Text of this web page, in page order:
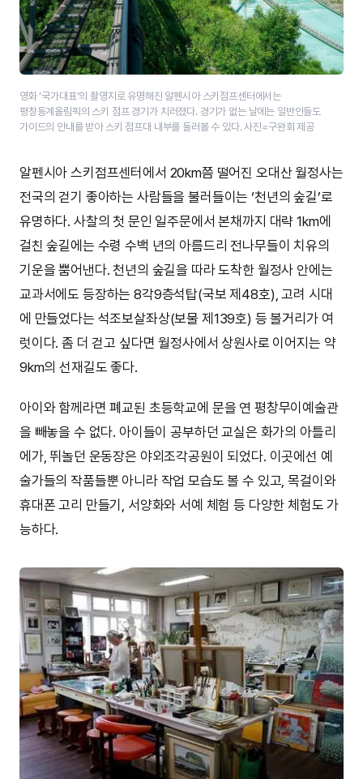
영화 ‘국가대표’의 촬영지로 유명해진 알펜시아 스키점프센터에서는
평창동계올림픽의 스키 점프 경기가 치러졌다. 경기가 없는 날에는 일반인들도
가이드의 안내를 받아 스키 점프대 내부를 둘러볼 수 있다. 사진=구완회 제공
알펜시아 스키점프센터에서 20km쯤 떨어진 오대산 월정사는
전국의 걷기 좋아하는 사람들을 불러들이는 ‘천년의 숲길’로
유명하다. 사찰의 첫 문인 일주문에서 본채까지 대략 1km에
걸친 숲길에는 수령 수백 년의 아름드리 전나무들이 치유의
기운을 뿜어낸다. 천년의 숲길을 따라 도착한 월정사 안에는
교과서에도 등장하는 8각9층석탑(국보 제48호), 고려 시대
에 만들었다는 석조보살좌상(보물 제139호) 등 볼거리가 여
럿이다. 좀 더 걷고 싶다면 월정사에서 상원사로 이어지는 약
9km의 선재길도 좋다.
아이와 함께라면 폐교된 초등학교에 문을 연 평창무이예술관
을 빼놓을 수 없다. 아이들이 공부하던 교실은 화가의 아틀리
에가, 뛰놀던 운동장은 야외조각공원이 되었다. 이곳에선 예
술가들의 작품들뿐 아니라 작업 모습도 볼 수 있고, 목걸이와
휴대폰 고리 만들기, 서양화와 서예 체험 등 다양한 체험도 가
능하다.